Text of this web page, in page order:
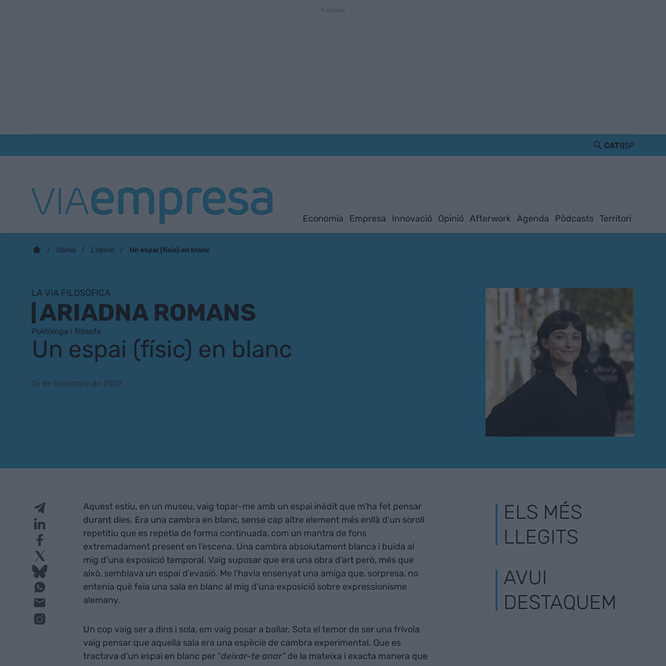
CATESP
Economia Empresa Innovació Opinió Afterwork Agenda Pòdcasts Territori
Opinió L'opinió Un espai (físic) en blanc
LA VIA FILOSÒFICA
ARIADNA ROMANS
Politòloga i filòsofa
Un espai (físic) en blanc
16 de Setembre de 2022
Aquest estiu, en un museu, vaig topar-me amb un espai inèdit que m’ha fet pensar
durant dies. Era una cambra en blanc, sense cap altre element més enllà d’un soroll
repetitiu que es repetia de forma continuada, com un mantra de fons
extremadament present en l’escena. Una cambra absolutament blanca i buida al
mig d’una exposició temporal. Vaig suposar que era una obra d’art però, més que
això, semblava un espai d’evasió. Me l’havia ensenyat una amiga que, sorpresa, no
entenia què feia una sala en blanc al mig d’una exposició sobre expressionisme
alemany.
Un cop vaig ser a dins i sola, em vaig posar a ballar. Sota el temor de ser una frívola
vaig pensar que aquella sala era una espècie de cambra experimental. Que es
tractava d’un espai en blanc per “deixar-te anar”de la mateixa i exacta manera que
ELS MÉS
LLEGITS
AVUI
DESTAQUEM